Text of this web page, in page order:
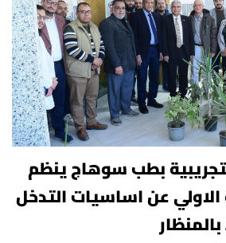
الشيخ
جنوب الوادى
جامعة قناة السويس
بطب سوهاج ينظم
الاولي عن اساسيات التدخل